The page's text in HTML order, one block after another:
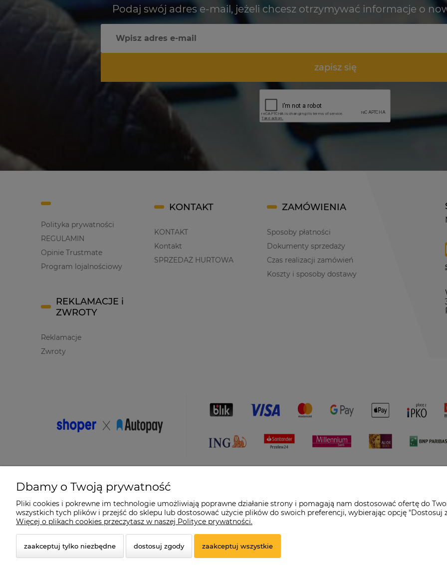
Podaj swój adres e-mail, jeżeli chcesz otrzymywać informacje o
zapisz się
Polityka prywatności
REGULAMIN
Opinie Trustmate
Program lojalnościowy
KONTAKT
KONTAKT
Kontakt
SPRZEDAŻ HURTOWA
ZAMÓWIENIA
Sposoby płatności
Dokumenty sprzedaży
Czas realizacji zamówień
Koszty i sposoby dostawy
REKLAMACJE i
ZWROTY
Reklamacje
Zwroty
© 2026 suprabike.pl. Wszelkie prawa zastrzeżone.
Dbamy o Twoją prywatność
Pliki cookies i pokrewne im technologie umożliwiają poprawne działanie strony i pomagają nam dostosować ofertę do
wszystkich tych plików i przejść do sklepu lub dostosować użycie plików do swoich preferencji, wybierając opcję "Dostosuj
Więcej o plikach cookies przeczytasz w naszej Polityce prywatności.
zaakceptuj tylko niezbędne dostosuj zgody zaakceptuj wszystkie